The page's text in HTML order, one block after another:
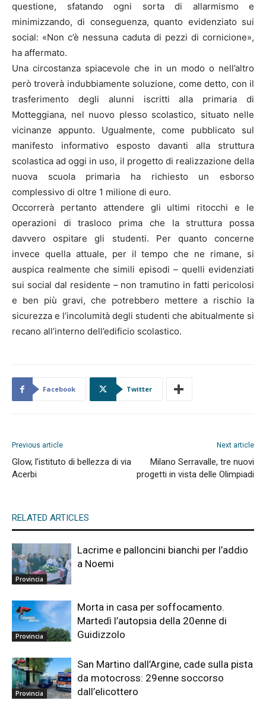
questione, sfatando ogni sorta di allarmismo e
minimizzando, di conseguenza, quanto evidenziato sui
social: «Non c’è nessuna caduta di pezzi di cornicione»,
ha affermato.
Una circostanza spiacevole che in un modo o nell’altro
però troverà indubbiamente soluzione, come detto, con il
trasferimento degli alunni iscritti alla primaria di
Motteggiana, nel nuovo plesso scolastico, situato nelle
vicinanze appunto. Ugualmente, come pubblicato sul
manifesto informativo esposto davanti alla struttura
scolastica ad oggi in uso, il progetto di realizzazione della
nuova scuola primaria ha richiesto un esborso
complessivo di oltre 1 milione di euro.
Occorrerà pertanto attendere gli ultimi ritocchi e le
operazioni di trasloco prima che la struttura possa
davvero ospitare gli studenti. Per quanto concerne
invece quella attuale, per il tempo che ne rimane, si
auspica realmente che simili episodi – quelli evidenziati
sui social dal residente – non tramutino in fatti pericolosi
e ben più gravi, che potrebbero mettere a rischio la
sicurezza e l’incolumità degli studenti che abitualmente si
recano all’interno dell’edificio scolastico.
Facebook Twitter
Previous article
Glow, l’istituto di bellezza di via
Acerbi
Next article
Milano Serravalle, tre nuovi
progetti in vista delle Olimpiadi
RELATED ARTICLES
Provincia
Lacrime e palloncini bianchi per l’addio
a Noemi
Provincia
Morta in casa per soffocamento.
Martedì l’autopsia della 20enne di
Guidizzolo
Provincia
San Martino dall’Argine, cade sulla pista
da motocross: 29enne soccorso
dall’elicottero